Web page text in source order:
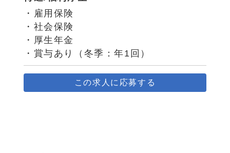
・雇用保険
・社会保険
・厚生年金
・賞与あり（冬季：年1回）
この求人に応募する